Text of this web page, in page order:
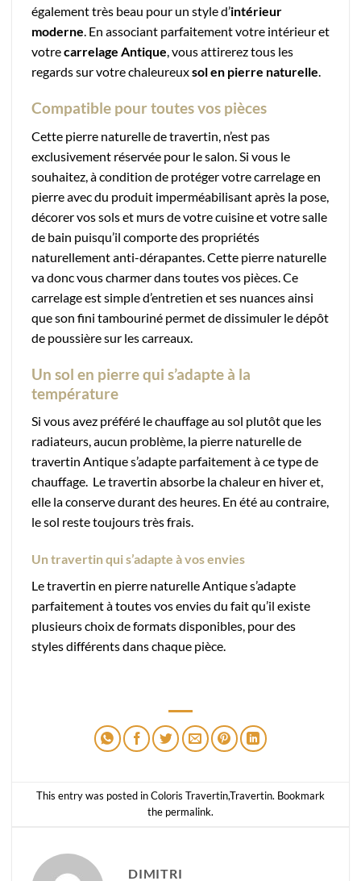
également très beau pour un style d’intérieur
moderne. En associant parfaitement votre intérieur et
votrecarrelage Antique, vous attirerez tous les
regards sur votre chaleureuxsol en pierre naturelle.
Compatible pour toutes vos pièces
Cette pierre naturelle de travertin, n’est pas
exclusivement réservée pour le salon. Si vous le
souhaitez, à condition de protéger votre carrelage en
pierre avec du produit imperméabilisant après la pose,
décorer vos sols et murs de votre cuisine et votre salle
de bain puisqu’il comporte des propriétés
naturellement anti-dérapantes. Cette pierre naturelle
va donc vous charmer dans toutes vos pièces. Ce
carrelage est simple d’entretien et ses nuances ainsi
que son fini tambouriné permet de dissimuler le dépôt
de poussière sur les carreaux.
Un sol en pierre qui s’adapte à la
température
Si vous avez préféré le chauffage au sol plutôt que les
radiateurs, aucun problème, la pierre naturelle de
travertin Antique s’adapte parfaitement à ce type de
chauffage. Le travertin absorbe la chaleur en hiver et,
elle la conserve durant des heures. En été au contraire,
le sol reste toujours très frais.
Un travertin qui s’adapte à vos envies
Le travertin en pierre naturelle Antique s’adapte
parfaitement à toutes vos envies du fait qu’il existe
plusieurs choix de formats disponibles, pour des
styles différents dans chaque pièce.
This entry was posted inColoris Travertin,Travertin. Bookmark
the permalink.
DIMITRI